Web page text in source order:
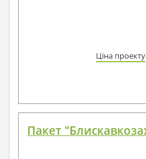
Ціна проекту
Пакет